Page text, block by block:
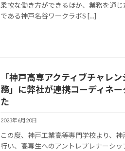
柔軟な働き方ができるほか、業務を通じ
である神戸名谷ワークラボS […]
「神戸高専アクティブチャレ
務」に弊社が連携コーディネ
た
2023年6月20日
この度、神戸工業高等専門学校より、
行い、高専生へのアントレプレナーシ